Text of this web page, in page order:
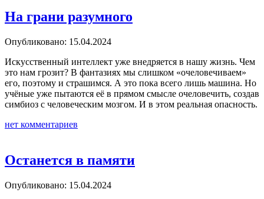
На грани разумного
Опубликовано: 15.04.2024
Искусственный интеллект уже внедряется в нашу жизнь. Чем
это нам грозит? В фантазиях мы слишком «очеловечиваем»
его, поэтому и страшимся. А это пока всего лишь машина. Но
учёные уже пытаются её в прямом смысле очеловечить, создав
симбиоз с человеческим мозгом. И в этом реальная опасность.
нет комментариев
Останется в памяти
Опубликовано: 15.04.2024